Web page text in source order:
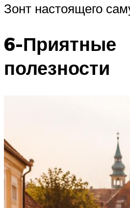
Зонт настоящего
6-Приятные
полезности